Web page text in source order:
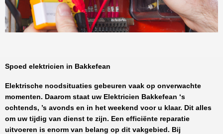
Spoed elektricien in Bakkefean
Elektrische noodsituaties gebeuren vaak op onverwachte
momenten. Daarom staat uw Elektricien Bakkefean ‘s
ochtends, ’s avonds en in het weekend voor u klaar. Dit alles
om uw tijdig van dienst te zijn. Een efficiënte reparatie
uitvoeren is enorm van belang op dit vakgebied. Bij